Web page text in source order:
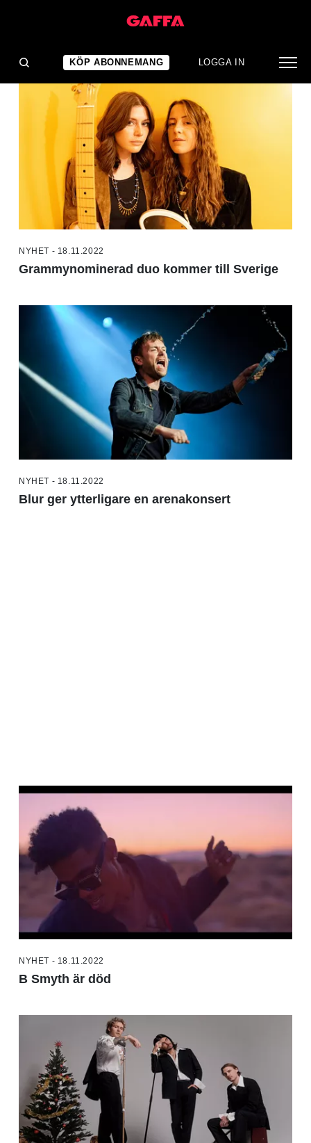
KÖP ABONNEMANG LOGGA IN
NYHET - 18.11.2022
Grammynominerad duo kommer till Sverige
NYHET - 18.11.2022
Blur ger ytterligare en arenakonsert
NYHET - 18.11.2022
B Smyth är död